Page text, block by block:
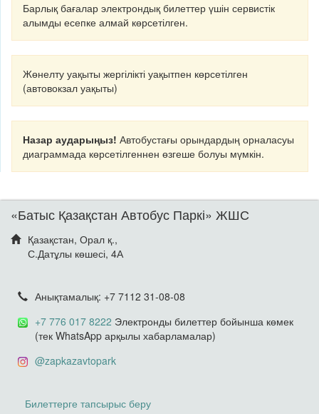
Барлық бағалар электрондық билеттер үшін сервистік
алымды есепке алмай көрсетілген.
Жөнелту уақыты жергілікті уақытпен көрсетілген
(автовокзал уақыты)
Назар аударыңыз! Автобустағы орындардың орналасуы
диаграммада көрсетілгеннен өзгеше болуы мүмкін.
«Батыс Қазақстан Автобус Паркі» ЖШС
Қазақстан, Орал қ.,
С.Датұлы көшесі, 4А
Анықтамалық: +7 7112 31-08-08
+7 776 017 8222 Электронды билеттер бойынша көмек
(тек WhatsApp арқылы хабарламалар)
@zapkazavtopark
Билеттерге тапсырыс беру